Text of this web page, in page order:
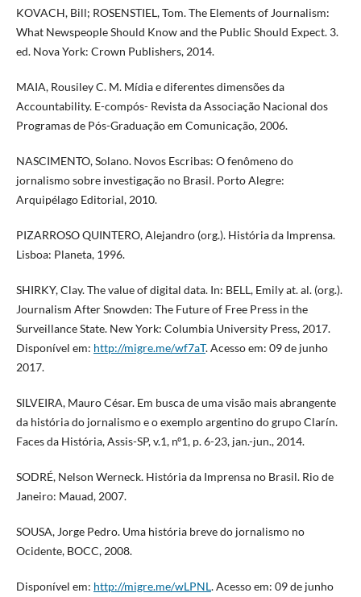
KOVACH, Bill; ROSENSTIEL, Tom. The Elements of Journalism:
What Newspeople Should Know and the Public Should Expect. 3.
ed. Nova York: Crown Publishers, 2014.
MAIA, Rousiley C. M. Mídia e diferentes dimensões da
Accountability. E-compós- Revista da Associação Nacional dos
Programas de Pós-Graduação em Comunicação, 2006.
NASCIMENTO, Solano. Novos Escribas: O fenômeno do
jornalismo sobre investigação no Brasil. Porto Alegre:
Arquipélago Editorial, 2010.
PIZARROSO QUINTERO, Alejandro (org.). História da Imprensa.
Lisboa: Planeta, 1996.
SHIRKY, Clay. The value of digital data. In: BELL, Emily at. al. (org.).
Journalism After Snowden: The Future of Free Press in the
Surveillance State. New York: Columbia University Press, 2017.
Disponível em: http://migre.me/wf7aT. Acesso em: 09 de junho
2017.
SILVEIRA, Mauro César. Em busca de uma visão mais abrangente
da história do jornalismo e o exemplo argentino do grupo Clarín.
Faces da História, Assis-SP, v.1, nº1, p. 6-23, jan.-jun., 2014.
SODRÉ, Nelson Werneck. História da Imprensa no Brasil. Rio de
Janeiro: Mauad, 2007.
SOUSA, Jorge Pedro. Uma história breve do jornalismo no
Ocidente, BOCC, 2008.
Disponível em: http://migre.me/wLPNL. Acesso em: 09 de junho